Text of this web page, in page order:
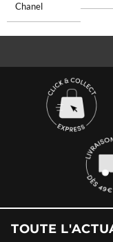
Chanel
TOUTE